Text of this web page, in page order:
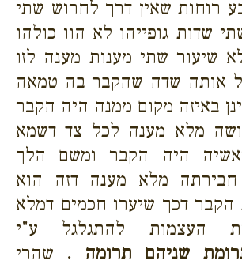
רוחות שאין דרך לחרוש שתי
שדות גופייהו לא הוו כולהו
שיעור שתי מענות מענה לזו
אותה שדה שהקבר בה טמאה
באיזה מקום ממנה היה הקבר
מלא מענה לכל צד דשמא
היה הקבר ומשם הלך
מלא מענה דזה הוא
הקבר דכך שיערו חכמים דמלא
העצמות להתגלגל ע"י
שניהם תרומה . שהרי